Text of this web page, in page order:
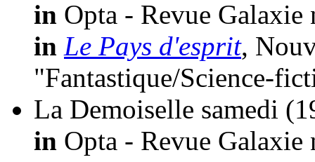
in Opta - Revue Galaxie
in Le Pays d'esprit,
"Fantastique/Science-
La Demoiselle samedi
in Opta - Revue Galaxie